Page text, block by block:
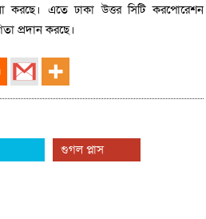
করছে। এতে ঢাকা উত্তর সিটি করপোরেশন
প্রদান করছে।
গুগল প্লাস